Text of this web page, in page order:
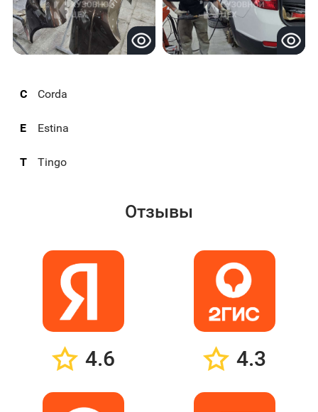
C Corda
E Estina
T Tingo
Отзывы
4.6 4.3